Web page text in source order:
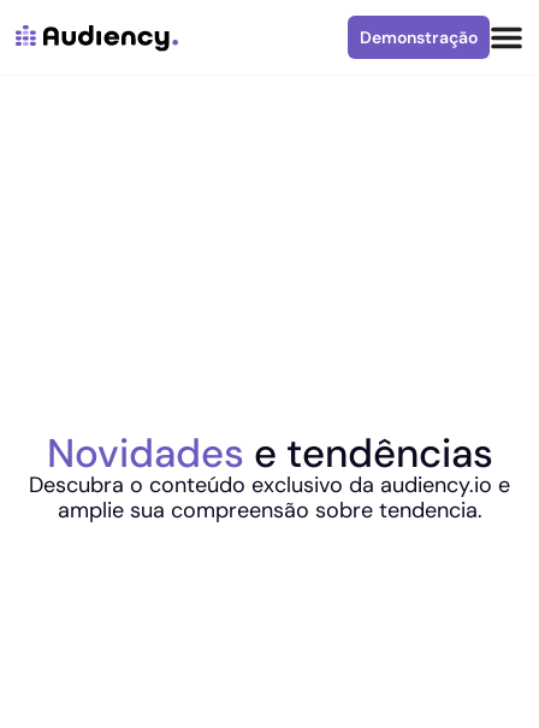
Demonstração
Novidades e tendências
Descubra o conteúdo exclusivo da audiency.io e
amplie sua compreensão sobre tendencia.